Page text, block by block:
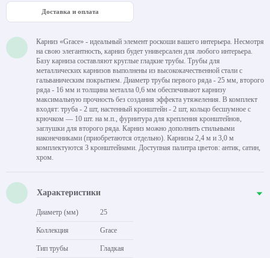
Доставка и оплата
Карниз «Grace» - идеальный элемент роскоши вашего интерьера. Несмотря
на свою элегантность, карниз будет универсален для любого интерьера.
Базу карниза составляют круглые гладкие трубы. Трубы для
металлических карнизов выполнены из высококачественной стали с
гальваническим покрытием. Диаметр трубы первого ряда - 25 мм, второго
ряда - 16 мм и толщина металла 0,6 мм обеспечивают карнизу
максимальную прочность без создания эффекта утяжеления. В комплект
входят: труба - 2 шт, настенный кронштейн - 2 шт, кольцо бесшумное с
крючком — 10 шт. на м.п., фурнитура для крепления кронштейнов,
заглушки для второго ряда. Карниз можно дополнить стильными
наконечниками (приобретаются отдельно). Карнизы 2,4 м и 3,0 м
комплектуются 3 кронштейнами. Доступная палитра цветов: антик, сатин,
хром.
Характеристики
Диаметр (мм) 25
Коллекция Grace
Тип трубы Гладкая